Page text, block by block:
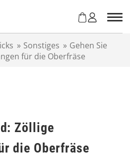
» Sonstiges » Gehen Sie
für die Oberfräse
Zöllige
die Oberfräse